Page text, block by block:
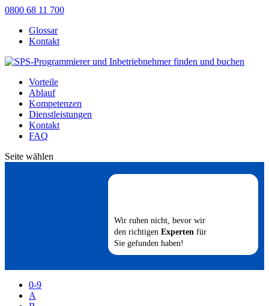
0800 68 11 700
Glossar
Kontakt
Vorteile
Ablauf
Kompetenzen
Dienstleistungen
Kontakt
FAQ
Seite wählen
Wir ruhen nicht, bevor wir
den richtigen Experten für
Sie gefunden haben!
0-9
A